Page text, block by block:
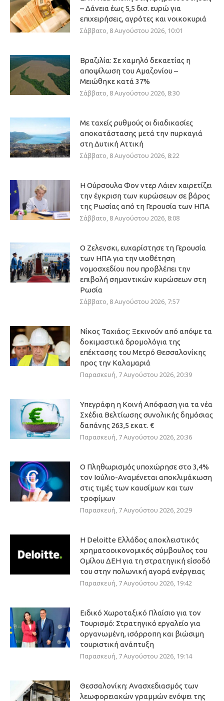
– Δάνεια έως 5,5 δισ. ευρώ για
επιχειρήσεις, αγρότες και νοικοκυριά
Σάββατο, 8 Αυγούστου 2026, 10:01
Βραζιλία: Σε χαμηλό δεκαετίας η
αποψίλωση του Αμαζονίου –
Μειώθηκε κατά 37%
Σάββατο, 8 Αυγούστου 2026, 8:30
Με ταχείς ρυθμούς οι διαδικασίες
αποκατάστασης μετά την πυρκαγιά
στη Δυτική Αττική
Σάββατο, 8 Αυγούστου 2026, 8:22
Η Ούρσουλα Φον ντερ Λάιεν χαιρετίζει
την έγκριση των κυρώσεων σε βάρος
της Ρωσίας από τη Γερουσία των ΗΠΑ
Σάββατο, 8 Αυγούστου 2026, 8:08
Ο Ζελενσκι, ευχαρίστησε τη Γερουσία
των ΗΠΑ για την υιοθέτηση
νομοσχεδίου που προβλέπει την
επιβολή σημαντικών κυρώσεων στη
Ρωσία
Σάββατο, 8 Αυγούστου 2026, 7:57
Νίκος Ταχιάος: Ξεκινούν από απόψε τα
δοκιμαστικά δρομολόγια της
επέκτασης του Μετρό Θεσσαλονίκης
προς την Καλαμαριά
Παρασκευή, 7 Αυγούστου 2026, 20:39
Υπεγράφη η Κοινή Απόφαση για τα νέα
Σχέδια Βελτίωσης συνολικής δημόσιας
δαπάνης 263,5 εκατ. €
Παρασκευή, 7 Αυγούστου 2026, 20:36
Ο Πληθωρισμός υποχώρησε στο 3,4%
τον Ιούλιο-Αναμένεται αποκλιμάκωση
στις τιμές των καυσίμων και των
τροφίμων
Παρασκευή, 7 Αυγούστου 2026, 20:29
Η Deloitte Ελλάδος αποκλειστικός
χρηματοοικονομικός σύμβουλος του
Ομίλου ΔΕΗ για τη στρατηγική είσοδό
του στην πολωνική αγορά ενέργειας
Παρασκευή, 7 Αυγούστου 2026, 19:42
Ειδικό Χωροταξικό Πλαίσιο για τον
Τουρισμό: Στρατηγικό εργαλείο για
οργανωμένη, ισόρροπη και βιώσιμη
τουριστική ανάπτυξη
Παρασκευή, 7 Αυγούστου 2026, 19:14
Θεσσαλονίκη: Ανασχεδιασμός των
λεωφορειακών γραμμών ενόψει της